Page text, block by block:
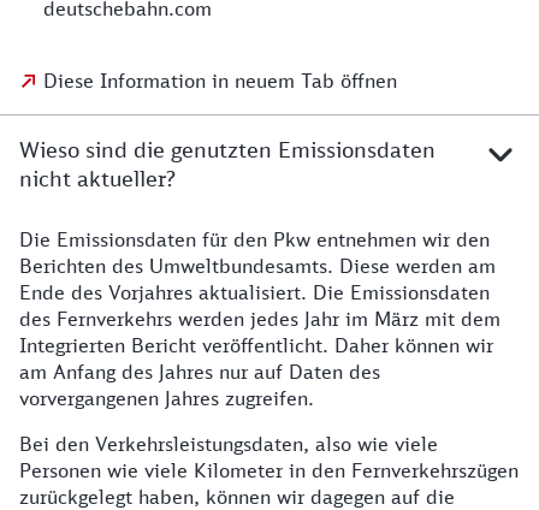
deutschebahn.com
Diese Information in neuem Tab öffnen
Wieso sind die genutzten Emissionsdaten
nicht aktueller?
Die Emissionsdaten für den Pkw entnehmen wir den
Berichten des Umweltbundesamts. Diese werden am
Ende des Vorjahres aktualisiert. Die Emissionsdaten
des Fernverkehrs werden jedes Jahr im März mit dem
Integrierten Bericht veröffentlicht. Daher können wir
am Anfang des Jahres nur auf Daten des
vorvergangenen Jahres zugreifen.
Bei den Verkehrsleistungsdaten, also wie viele
Personen wie viele Kilometer in den Fernverkehrszügen
zurückgelegt haben, können wir dagegen auf die